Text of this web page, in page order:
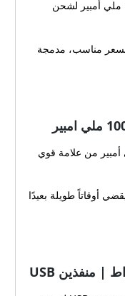
وظيفة المنتج: بطارية متنقلة بسعة 10000 ملي أمبير لشحن
مناسب، مدمجة
باور بانك بسعة 10000 ملي أمبير من علامة قوي
أوقاتاً طويلة بعيدًا